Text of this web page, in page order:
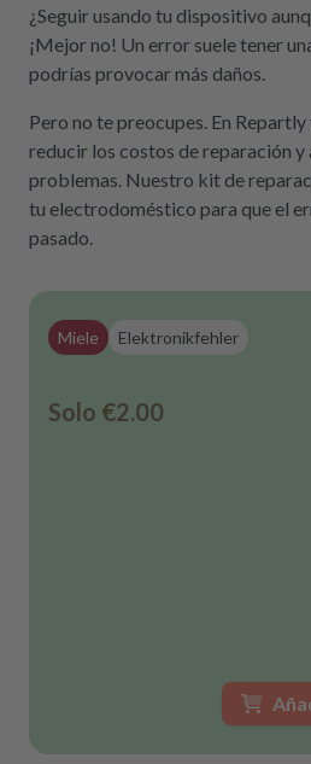
¿Seguir usando tu dispositivo
¡Mejor no! Un error suele tener
podrías provocar más daños.
Pero no te preocupes. En
reducir los costos de reparación y
problemas. Nuestro kit de
tu electrodoméstico para que el
pasado.
Miele Elektronikfehler
Solo €2.00